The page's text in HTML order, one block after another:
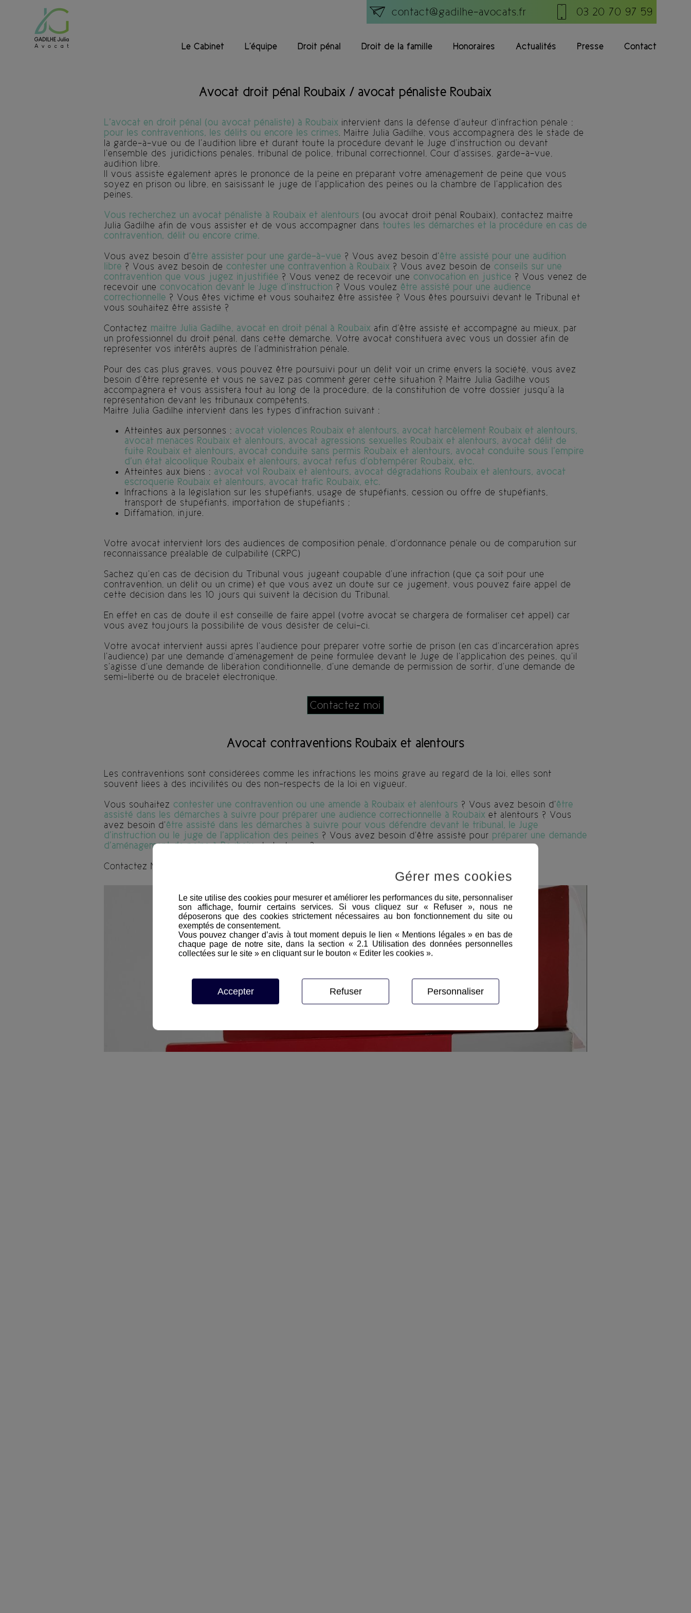
contact@gadilhe-avocats.fr 03 20 70 97 59
Le Cabinet L'équipe Droit pénal Droit de la famille Honoraires Actualités Presse Contact
Avocat droit pénal Roubaix / avocat pénaliste Roubaix
L’avocat en droit pénal (ou avocat pénaliste) à Roubaix intervient dans la défense d’auteur d’infraction pénale :
pour les contraventions, les délits ou encore les crimes. Maitre Julia Gadilhe, vous accompagnera dès le stade de
la garde-à-vue ou de l’audition libre et durant toute la procédure devant le Juge d’instruction ou devant
l’ensemble des juridictions pénales, tribunal de police, tribunal correctionnel, Cour d’assises, garde-à-vue,
audition libre.
Il vous assiste également après le prononcé de la peine en préparant votre aménagement de peine que vous
soyez en prison ou libre, en saisissant le juge de l’application des peines ou la chambre de l’application des
peines.
Vous recherchez un avocat pénaliste à Roubaix et alentours (ou avocat droit pénal Roubaix), contactez maitre
Julia Gadilhe afin de vous assister et de vous accompagner dans toutes les démarches et la procédure en cas de
contravention, délit ou encore crime.
Vous avez besoin d’être assister pour une garde-à-vue ? Vous avez besoin d’être assisté pour une audition
libre ? Vous avez besoin de contester une contravention à Roubaix ? Vous avez besoin de conseils sur une
contravention que vous jugez injustifiée ? Vous venez de recevoir une convocation en justice ? Vous venez de
recevoir une convocation devant le Juge d’instruction ? Vous voulez être assisté pour une audience
correctionnelle ? Vous êtes victime et vous souhaitez être assistée ? Vous êtes poursuivi devant le Tribunal et
vous souhaitez être assisté ?
Contactez maitre Julia Gadilhe, avocat en droit pénal à Roubaix afin d’être assisté et accompagné au mieux, par
un professionnel du droit pénal, dans cette démarche. Votre avocat constituera avec vous un dossier afin de
représenter vos intérêts auprès de l’administration pénale.
Pour des cas plus graves, vous pouvez être poursuivi pour un délit voir un crime envers la société, vous avez
besoin d’être représenté et vous ne savez pas comment gérer cette situation ? Maitre Julia Gadilhe vous
accompagnera et vous assistera tout au long de la procédure, de la constitution de votre dossier jusqu’à la
représentation devant les tribunaux compétents.
Maitre Julia Gadilhe intervient dans les types d’infraction suivant :
Atteintes aux personnes : avocat violences Roubaix et alentours, avocat harcèlement Roubaix et alentours,
avocat menaces Roubaix et alentours, avocat agressions sexuelles Roubaix et alentours, avocat délit de
fuite Roubaix et alentours, avocat conduite sans permis Roubaix et alentours, avocat conduite sous l’empire
d’un état alcoolique Roubaix et alentours, avocat refus d’obtempérer Roubaix, etc.
Atteintes aux biens : avocat vol Roubaix et alentours, avocat dégradations Roubaix et alentours, avocat
escroquerie Roubaix et alentours, avocat trafic Roubaix, etc.
Infractions à la législation sur les stupéfiants, usage de stupéfiants, cession ou offre de stupéfiants,
transport de stupéfiants, importation de stupéfiants ;
Diffamation, injure.
Votre avocat intervient lors des audiences de composition pénale, d’ordonnance pénale ou de comparution sur
reconnaissance préalable de culpabilité (CRPC)
Sachez qu’en cas de décision du Tribunal vous jugeant coupable d’une infraction (que ça soit pour une
contravention, un délit ou un crime) et que vous avez un doute sur ce jugement, vous pouvez faire appel de
cette décision dans les 10 jours qui suivent la décision du Tribunal.
En effet en cas de doute il est conseillé de faire appel (votre avocat se chargera de formaliser cet appel) car
vous avez toujours la possibilité de vous désister de celui-ci.
Votre avocat intervient aussi après l’audience pour préparer votre sortie de prison (en cas d’incarcération après
l’audience) par une demande d’aménagement de peine formulée devant le Juge de l’application des peines, qu’il
s’agisse d’une demande de libération conditionnelle, d’une demande de permission de sortir, d’une demande de
semi-liberté ou de bracelet électronique.
Contactez moi
Avocat contraventions Roubaix et alentours
Les contraventions sont considérées comme les infractions les moins grave au regard de la loi, elles sont
souvent liées à des incivilités ou des non-respects de la loi en vigueur.
Vous souhaitez contester une contravention ou une amende à Roubaix et alentours ? Vous avez besoin d’être
assisté dans les démarches à suivre pour préparer une audience correctionnelle à Roubaix et alentours ? Vous
avez besoin d’être assisté dans les démarches à suivre pour vous défendre devant le tribunal, le Juge
d’instruction ou le juge de l’application des peines ? Vous avez besoin d’être assisté pour préparer une demande
d’aménagement de peine à Roubaixet alentours ?
Contactez Maitre Julia Gadilhe en cliquant ici afin d’étudier votre dossier.
Gérer mes cookies
Le site utilise des cookies pour mesurer et améliorer les performances du site, personnaliser
son affichage, fournir certains services. Si vous cliquez sur « Refuser », nous ne
déposerons que des cookies strictement nécessaires au bon fonctionnement du site ou
exemptés de consentement.
Vous pouvez changer d’avis à tout moment depuis le lien « Mentions légales » en bas de
chaque page de notre site, dans la section « 2.1 Utilisation des données personnelles
collectées sur le site » en cliquant sur le bouton « Editer les cookies ».
Accepter Refuser Personnaliser